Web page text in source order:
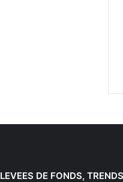
LEVEES DE FONDS,